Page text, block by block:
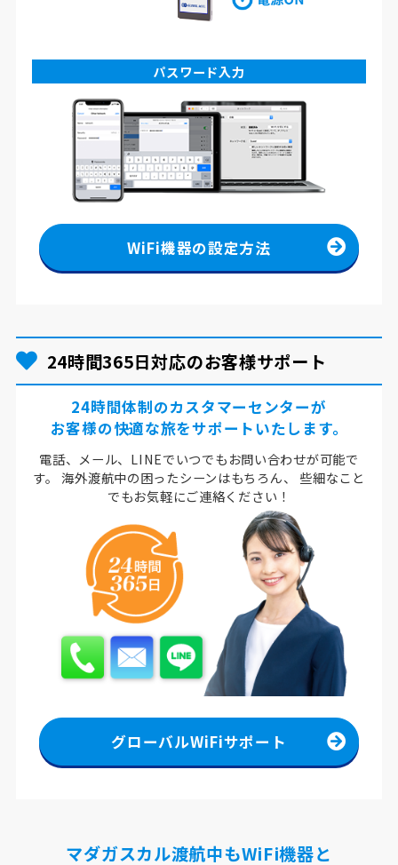
パスワード入力
WiFi機器の設定方法
24時間365日対応のお客様サポート
24時間体制のカスタマーセンターが
お客様の快適な旅をサポートいたします。
電話、メール、LINEでいつでもお問い合わせが可能で
す。
海外渡航中の困ったシーンはもちろん、
些細なこと
でもお気軽にご連絡ください！
グローバルWiFiサポート
マダガスカル渡航中もWiFi機器と